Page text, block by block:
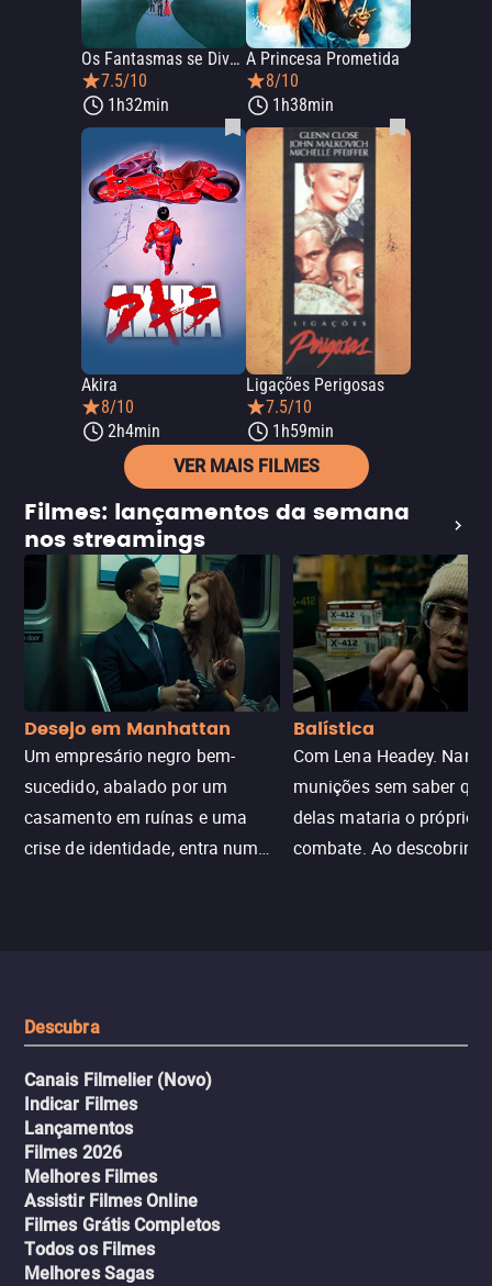
Os Fantasmas se Divertem
7.5/10
1h32min
A Princesa Prometida
8/10
1h38min
Akira
8/10
2h4min
Ligações Perigosas
7.5/10
1h59min
VER MAIS FILMES
Filmes: lançamentos da semana
nos streamings
Desejo em Manhattan
Um empresário negro bem-
sucedido, abalado por um
casamento em ruínas e uma
crise de identidade, entra num
Balística
Com Lena Headey.
munições sem saber
delas mataria o próprio
combate. Ao descobrir a
Descubra
Canais Filmelier (Novo)
Indicar Filmes
Lançamentos
Filmes 2026
Melhores Filmes
Assistir Filmes Online
Filmes Grátis Completos
Todos os Filmes
Melhores Sagas